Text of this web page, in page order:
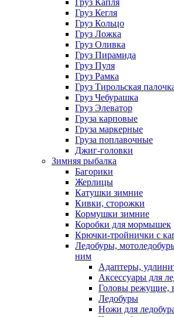
Груз Капля
Груз Кегля
Груз Кольцо
Груз Ложка
Груз Оливка
Груз Пирамида
Груз Пуля
Груз Рамка
Груз Тирольская
Груз Чебурашка
Груз Элеватор
Груза карповые
Груза маркерные
Груза поплавочные
Джиг-головки
Зимняя рыбалка
Багорики
Жерлицы
Катушки зимние
Кивки, сторожки
Кормушки зимние
Коробки для мормышек
Крючки-тройнички с
Ледобуры,
ним
Адаптеры,
Аксессуары для
Головы режущие,
Ледобуры
Ножи для